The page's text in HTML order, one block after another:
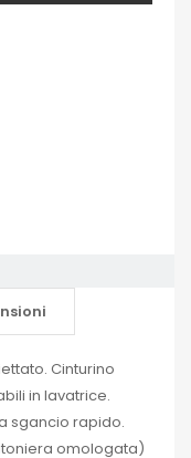
Cinturino
in lavatrice.
sgancio rapido.
omologata)